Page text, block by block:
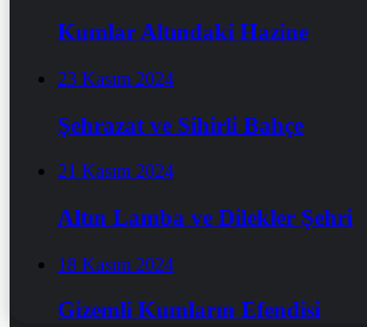
Kumlar Altındaki Hazine
23 Kasım 2024
Şehrazat ve Sihirli Bahçe
21 Kasım 2024
Altın Lamba ve Dilekler Şehri
18 Kasım 2024
Gizemli Kumların Efendisi